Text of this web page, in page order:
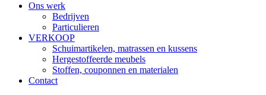
Ons werk
Bedrijven
Particulieren
VERKOOP
Schuimartikelen, matrassen en kussens
Hergestoffeerde meubels
Stoffen, couponnen en materialen
Contact